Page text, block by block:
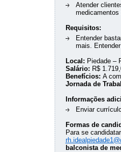
Atender
medicamentos
Requisitos:
Entender
mais.
Local: Piedade –
Salário: R$
Benefícios: A
Jornada de
Informações
Enviar
Formas de
Para se
balconista de